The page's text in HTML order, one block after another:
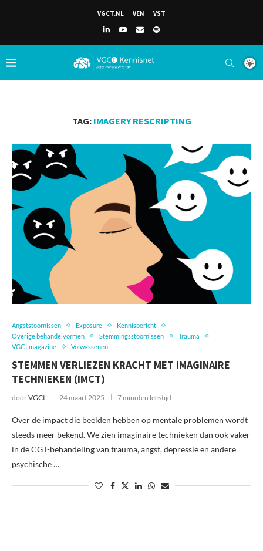
VGCT.NL VEN VST
TAG: IMAGERY RESCRIPTING
Angststoornissen Exposure
Kennisbericht
Overige behandelvormen
Stemmingsstoornissen
Trauma
VGCt magazine
Volwassenen
STEMMEN VERLIEZEN KRACHT MET IMAGINAIRE
TECHNIEKEN (IMCT)
doorVGCt 24 maart 2025 7 minuten leestijd
Over de impact die beelden hebben op mentale problemen wordt
steeds meer bekend. We zien imaginaire technieken dan ook vaker
in de CGT-behandeling van trauma, angst, depressie en andere
psychische …